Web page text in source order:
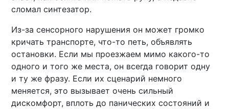
сломал синтезатор.
Из-за сенсорного нарушения он может громко
кричать транспорте, что-то петь, объявлять
остановки. Если мы проезжаем мимо какого-то
одного и того же места, он всегда говорит одну
и ту же фразу. Если их сценарий немного
меняется, это вызывает очень сильный
дискомфорт, вплоть до панических состояний и